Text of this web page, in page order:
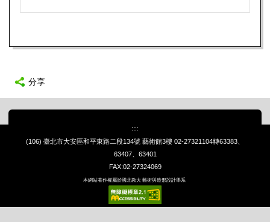
分享
:::
(106) 臺北市大安區和平東路二段134號 藝術館3樓 02-27321104轉63383、
63407、63401
FAX:02-27324069
本網站著作權屬於國北教大 藝術與造形設計學系